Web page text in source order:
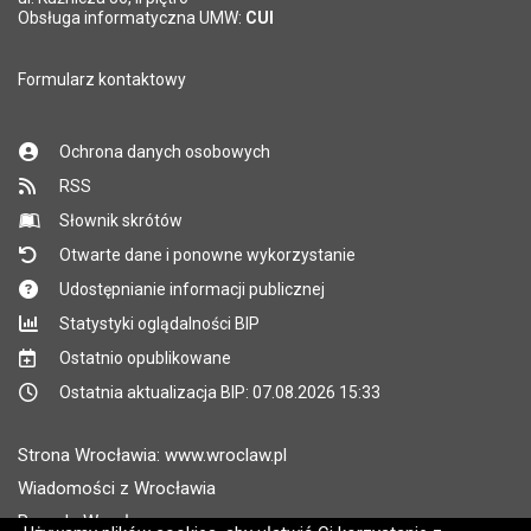
Pole wymagane
Obsługa informatyczna UMW: CUI
Formularz kontaktowy
Ochrona danych osobowych
RSS
Słownik skrótów
Otwarte dane i ponowne wykorzystanie
Udostępnianie informacji publicznej
Statystyki oglądalności BIP
Ostatnio opublikowane
Ostatnia aktualizacja BIP: 07.08.2026 15:33
Strona Wrocławia: www.wroclaw.pl
Wiadomości z Wrocławia
Pogoda Wrocław